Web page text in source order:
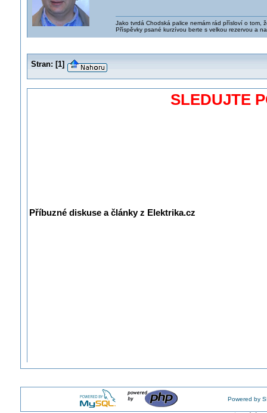
Jako tvrdá Chodská palice nemám rád přísloví o tom,
Příspěvky psané kurzívou berte s velkou rezervou a
Stran: [1]
SLEDUJTE
Příbuzné diskuse a články z Elektrika.cz
Powered by